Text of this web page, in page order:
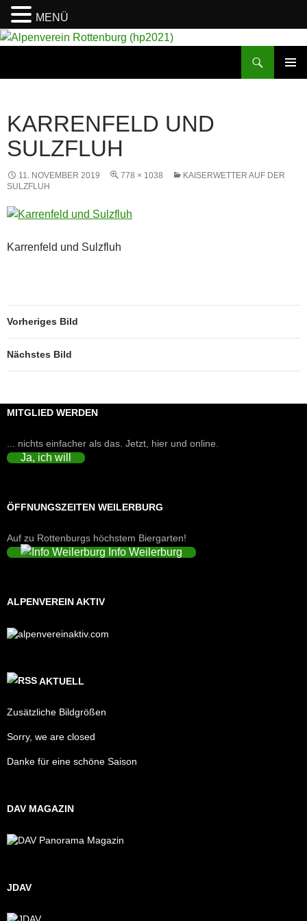
KARRENFELD UND
SULZFLUH
11. NOVEMBER 2019 778 × 1038
KAISERWETTER AUF DER
SULZFLUH
Karrenfeld und Sulzfluh
Vorheriges Bild
Nächstes Bild
MITGLIED WERDEN
... nichts einfacher als das. Jetzt, hier und online.
Ja, ich will
ÖFFNUNGSZEITEN WEILERBURG
Auf zu Rottenburgs höchstem Biergarten!
Info Weilerburg
ALPENVEREIN AKTIV
AKTUELL
Zusätzliche Bildgrößen
Sorry, we are closed
Danke für eine schöne Saison
DAV MAGAZIN
JDAV
MENÜ